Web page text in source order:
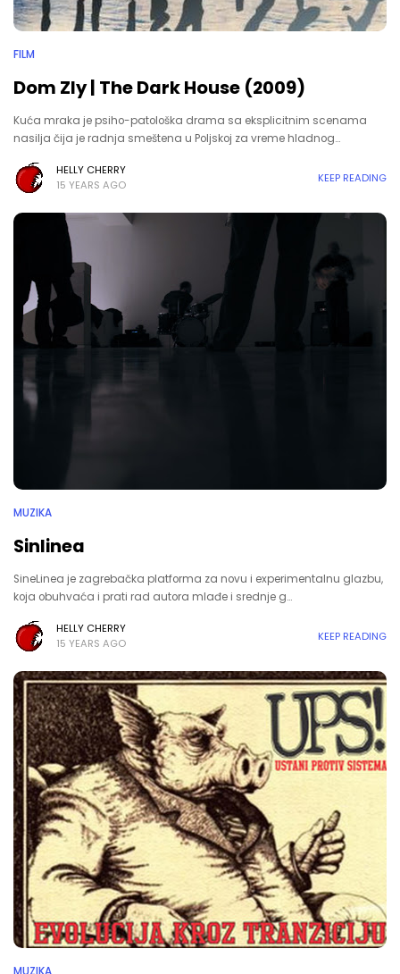
FILM
Dom Zly | The Dark House (2009)
Kuća mraka je psiho-patološka drama sa eksplicitnim scenama
nasilja čija je radnja smeštena u Poljskoj za vreme hladnog…
HELLY CHERRY
15 YEARS AGO
KEEP READING
MUZIKA
Sinlinea
SineLinea je zagrebačka platforma za novu i experimentalnu glazbu,
koja obuhvaća i prati rad autora mlađe i srednje g…
HELLY CHERRY
15 YEARS AGO
KEEP READING